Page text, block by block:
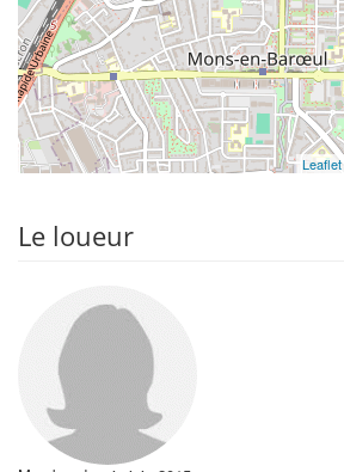
Leaflet
Le loueur